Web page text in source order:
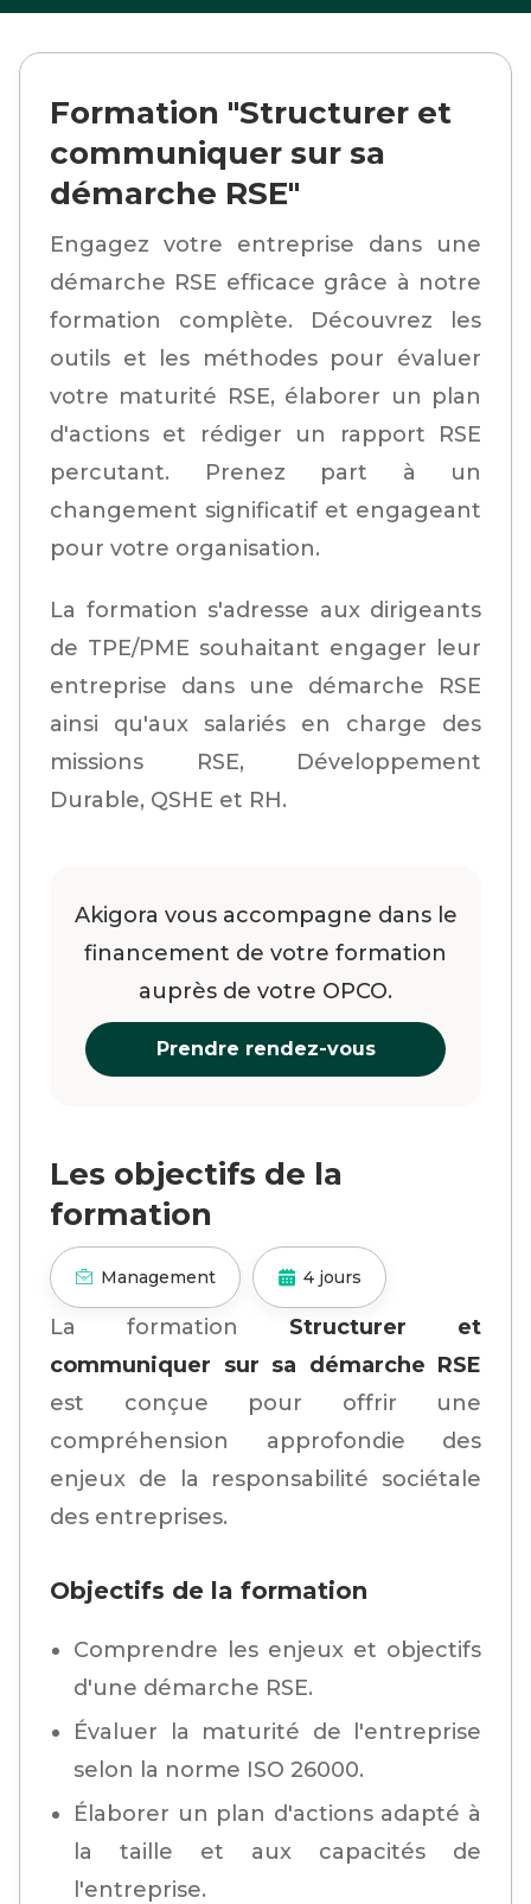
Formation "Structurer et
communiquer sur sa
démarche RSE"
Engagez votre entreprise dans une
démarche RSE efficace grâce à notre
formation complète. Découvrez les
outils et les méthodes pour évaluer
votre maturité RSE, élaborer un plan
d'actions et rédiger un rapport RSE
percutant. Prenez part à un
changement significatif et engageant
pour votre organisation.
La formation s'adresse aux dirigeants
de TPE/PME souhaitant engager leur
entreprise dans une démarche RSE
ainsi qu'aux salariés en charge des
missions RSE, Développement
Durable, QSHE et RH.
Akigora vous accompagne dans le
financement de votre formation
auprès de votre OPCO.
Prendre rendez-vous
Les objectifs de la
formation
Management 4 jours
La formation Structurer et
communiquer sur sa démarche RSE
est conçue pour offrir une
compréhension approfondie des
enjeux de la responsabilité sociétale
des entreprises.
Objectifs de la formation
Comprendre les enjeux et objectifs
d'une démarche RSE.
Évaluer la maturité de l'entreprise
selon la norme ISO 26000.
Élaborer un plan d'actions adapté à
la taille et aux capacités de
l'entreprise.